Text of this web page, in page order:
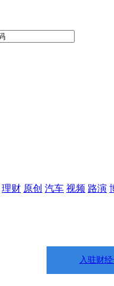
理财 原创 汽车 视频 路演
入驻财